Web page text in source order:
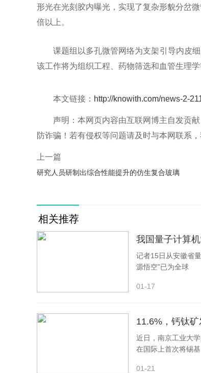
形光在光刻胶内曝光，实现了复杂形貌分岔
倍以上。
课题组以多孔微管网络为支架引导内皮
该工作将为组织工程、药物筛选和血管生理
相关论文信息：https://doi.org/10.1002/
本文链接： http://knowith.com/news-2-
声明：本网页内容由互联网博主自发贡
防诈骗！若有侵权等问题请及时与本网联系
上一篇
研究人员研制出综合性能提升的仿生复合玻璃
相关推荐
我国量子计算
记者15日从安徽省
源悟空”已为全球
01-17
11.6%，钙钛
近日，南京工业大
在国际上首次将锡基
01-21